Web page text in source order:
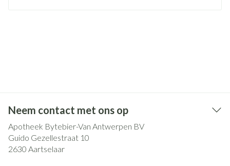
Neem contact met ons op
Apotheek Bytebier-Van Antwerpen BV
Guido Gezellestraat 10
2630 Aartselaar